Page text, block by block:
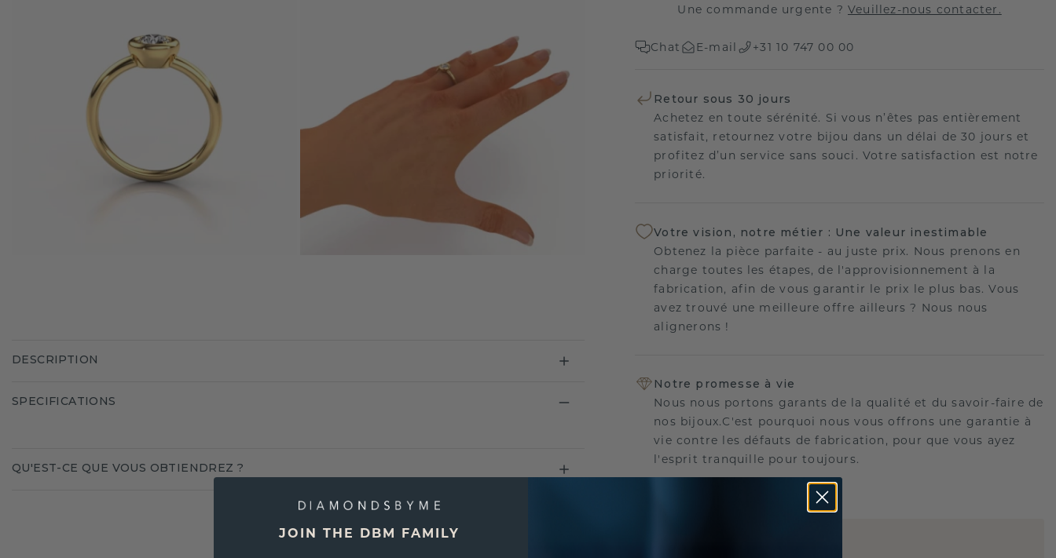
Une commande urgente ? Veuillez-nous contacter.
Chat E-mail +31 10 747 00 00
Retour sous 30 jours
Achetez en toute sérénité. Si vous n’êtes pas entièrement
satisfait, retournez votre bijou dans un délai de 30 jours et
profitez d’un service sans souci. Votre satisfaction est notre
priorité.
Votre vision, notre métier : Une valeur inestimable
Obtenez la pièce parfaite - au juste prix. Nous prenons en
charge toutes les étapes, de l'approvisionnement à la
fabrication, afin de vous garantir le prix le plus bas. Vous
avez trouvé une meilleure offre ailleurs ? Nous nous
alignerons !
Notre promesse à vie
Nous nous portons garants de la qualité et du savoir-faire de
nos bijoux.C'est pourquoi nous vous offrons une garantie à
vie contre les défauts de fabrication, pour que vous ayez
l'esprit tranquille pour toujours.
DESCRIPTION
SPECIFICATIONS
QU'EST-CE QUE VOUS OBTIENDREZ ?
JOIN THE DBM FAMILY